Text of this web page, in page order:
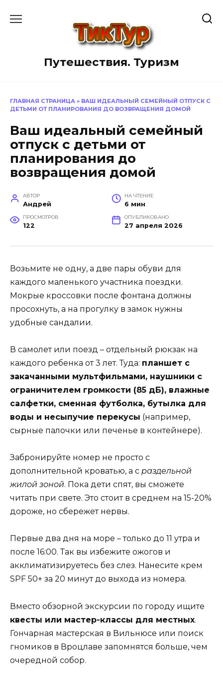
Путешествия. Туризм
ГЛАВНАЯ СТРАНИЦА » ВАШ ИДЕАЛЬНЫЙ СЕМЕЙНЫЙ ОТПУСК С
ДЕТЬМИ ОТ ПЛАНИРОВАНИЯ ДО ВОЗВРАЩЕНИЯ ДОМОЙ
Ваш идеальный семейный
отпуск с детьми от
планирования до
возвращения домой
АВТОР
Андрей
НА ЧТЕНИЕ
6 мин
ПРОСМОТРОВ
122
ОПУБЛИКОВАНО
27 апреля 2026
Возьмите не одну, а две пары обуви для
каждого маленького участника поездки.
Мокрые кроссовки после фонтана должны
просохнуть, а на прогулку в замок нужны
удобные сандалии.
В самолет или поезд – отдельный рюкзак на
каждого ребенка от 3 лет. Туда: планшет с
закачанными мультфильмами, наушники с
ограничителем громкости (85 дБ), влажные
салфетки, сменная футболка, бутылка для
воды и несыпучие перекусы (например,
сырные палочки или печенье в контейнере).
Забронируйте номер не просто с
дополнительной кроватью, а с раздельной
жилой зоной. Пока дети спят, вы сможете
читать при свете. Это стоит в среднем на 15-20%
дороже, но сбережет нервы.
Первые два дня на море – только до 11 утра и
после 16:00. Так вы избежите ожогов и
акклиматизируетесь без слез. Нанесите крем
SPF 50+ за 20 минут до выхода из номера.
Вместо обзорной экскурсии по городу ищите
квесты или мастер-классы для местных.
Гончарная мастерская в Вильнюсе или поиск
гномиков в Вроцлаве запомнятся больше, чем
очередной собор.